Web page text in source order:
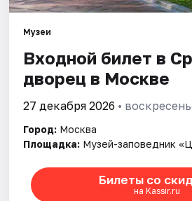
Музеи
Входной билет в
дворец в Москве
27 декабря 2026 •
Город: Москва
Площадка: Музей-заповедник
Билеты со
на Kassir.ru